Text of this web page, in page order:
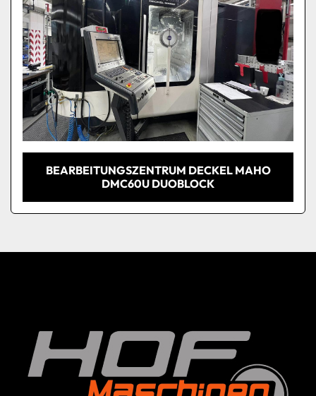
BEARBEITUNGSZENTRUM DECKEL MAHO
DMC60U DUOBLOCK